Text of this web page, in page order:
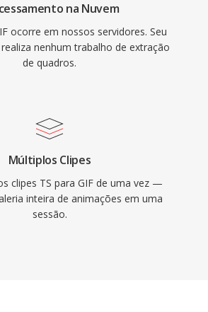
na Nuvem
ocorre em nossos servidores. Seu
nenhum trabalho de extração
de quadros.
Múltiplos Clipes
clipes TS para GIF de uma vez —
inteira de animações em uma
sessão.